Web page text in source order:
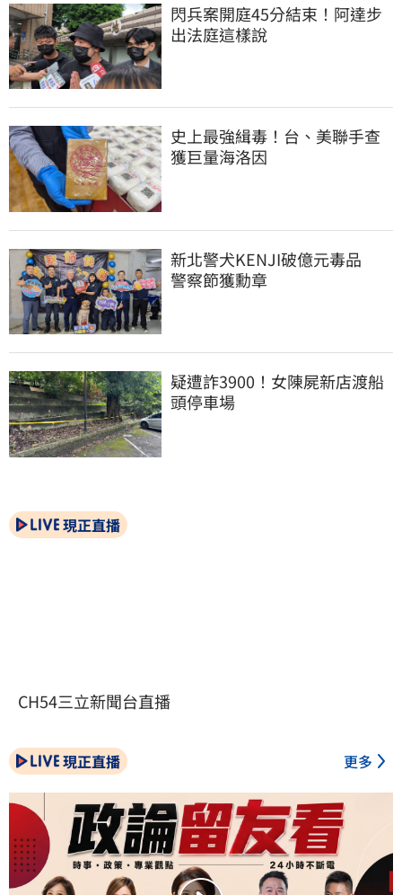
閃兵案開庭45分結束！阿達步
出法庭這樣說
史上最強緝毒！台、美聯手查
獲巨量海洛因
新北警犬KENJI破億元毒品
警察節獲勳章
疑遭詐3900！女陳屍新店渡船
頭停車場
現正直播
CH54三立新聞台直播
現正直播 更多